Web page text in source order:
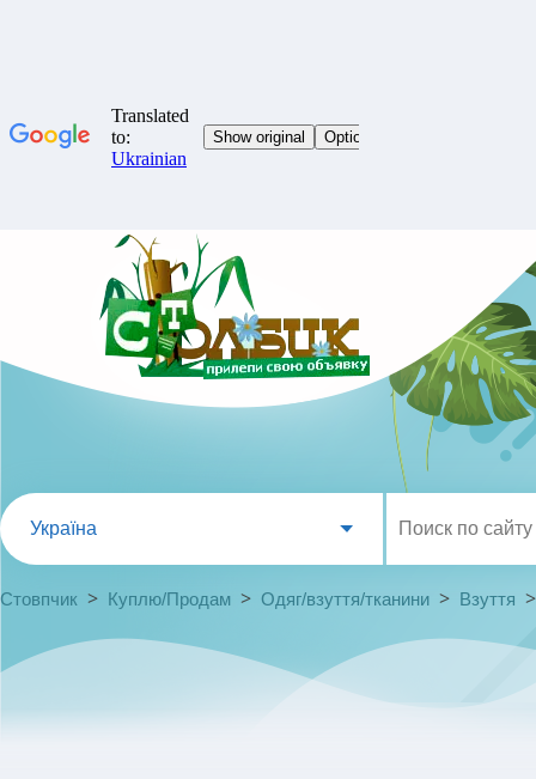
Україна
Стовпчик > Куплю/Продам > Одяг/взуття/тканини > Взуття